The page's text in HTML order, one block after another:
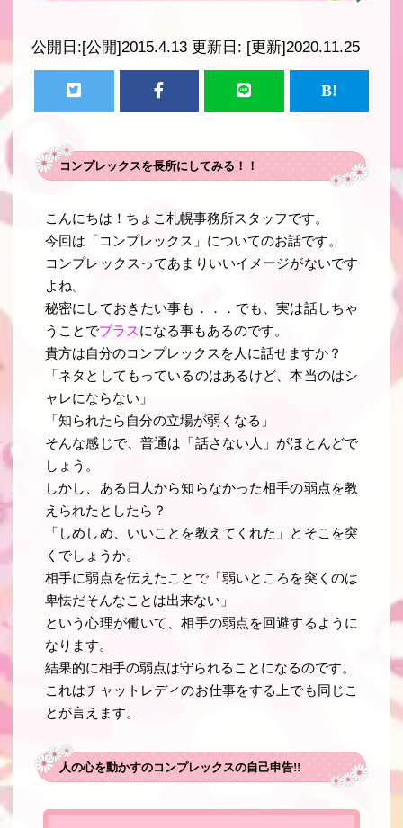
公開日:[公開]2015.4.13 更新日: [更新]2020.11.25
コンプレックスを長所にしてみる！！
こんにちは！ちょこ札幌事務所スタッフです。
今回は「コンプレックス」についてのお話です。
コンプレックスってあまりいいイメージがないです
よね。
秘密にしておきたい事も．．．でも、実は話しちゃ
うことでプラスになる事もあるのです。
貴方は自分のコンプレックスを人に話せますか？
「ネタとしてもっているのはあるけど、本当のはシ
ャレにならない」
「知られたら自分の立場が弱くなる」
そんな感じで、普通は「話さない人」がほとんどで
しょう。
しかし、ある日人から知らなかった相手の弱点を教
えられたとしたら？
「しめしめ、いいことを教えてくれた」とそこを突
くでしょうか。
相手に弱点を伝えたことで「弱いところを突くのは
卑怯だそんなことは出来ない」
という心理が働いて、相手の弱点を回避するように
なります。
結果的に相手の弱点は守られることになるのです。
これはチャットレディのお仕事をする上でも同じこ
とが言えます。
人の心を動かすのコンプレックスの自己申告!!